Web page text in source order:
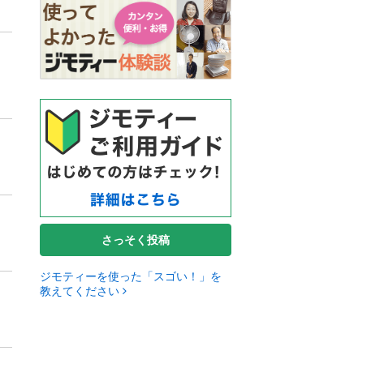
さっそく投稿
ジモティーを使った「スゴい！」を
教えてください